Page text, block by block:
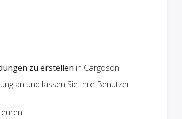
zu erstellen in Cargoson
an und lassen Sie Ihre Benutzer